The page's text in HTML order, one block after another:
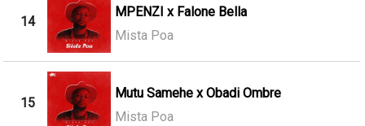
14
MPENZI x Falone Bella
Mista Poa
15
Mutu Samehe x Obadi Ombre
Mista Poa